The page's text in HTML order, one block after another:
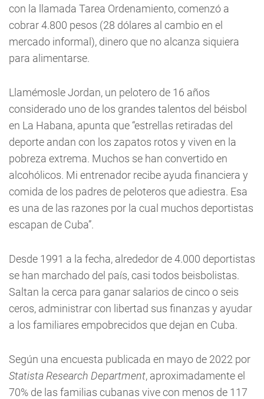
con la llamada Tarea Ordenamiento, comenzó a
cobrar 4.800 pesos (28 dólares al cambio en el
mercado informal), dinero que no alcanza siquiera
para alimentarse.
Llamémosle Jordan, un pelotero de 16 años
considerado uno de los grandes talentos del béisbol
en La Habana, apunta que “estrellas retiradas del
deporte andan con los zapatos rotos y viven en la
pobreza extrema. Muchos se han convertido en
alcohólicos. Mi entrenador recibe ayuda financiera y
comida de los padres de peloteros que adiestra. Esa
es una de las razones por la cual muchos deportistas
escapan de Cuba”.
Desde 1991 a la fecha, alrededor de 4.000 deportistas
se han marchado del país, casi todos beisbolistas.
Saltan la cerca para ganar salarios de cinco o seis
ceros, administrar con libertad sus finanzas y ayudar
a los familiares empobrecidos que dejan en Cuba.
Según una encuesta publicada en mayo de 2022 por
Statista Research Department, aproximadamente el
70% de las familias cubanas vive con menos de 117